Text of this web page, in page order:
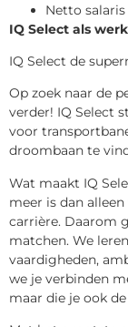
Netto
IQ Select als
IQ Select de
Op zoek naar de
verder! IQ Select
voor
droombaan te
Wat maakt IQ
meer is dan
carrière. Daarom
matchen. We
vaardigheden,
we je verbinden
maar die je ook